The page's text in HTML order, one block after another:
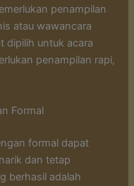
penampilan
atau wawancara
dipilih untuk acara
penampilan rapi,
Formal
formal dapat
dan tetap
berhasil adalah